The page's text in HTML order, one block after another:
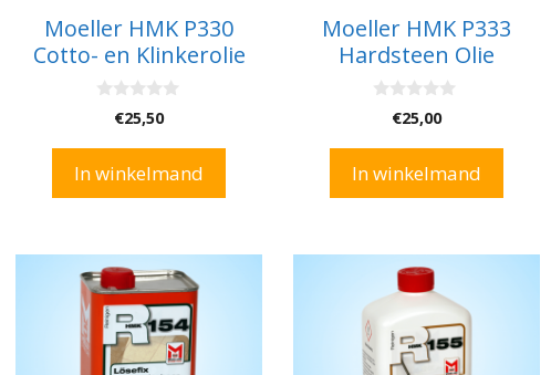
Moeller HMK P330
Cotto- en Klinkerolie
5
€25,50
In winkelmand
Moeller HMK P333
Hardsteen Olie
5
€25,00
In winkelmand